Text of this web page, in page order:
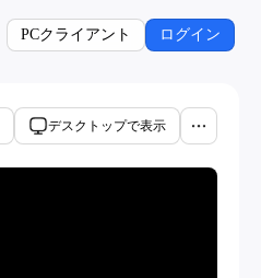
PCクライアント ログイン
デスクトップで表示